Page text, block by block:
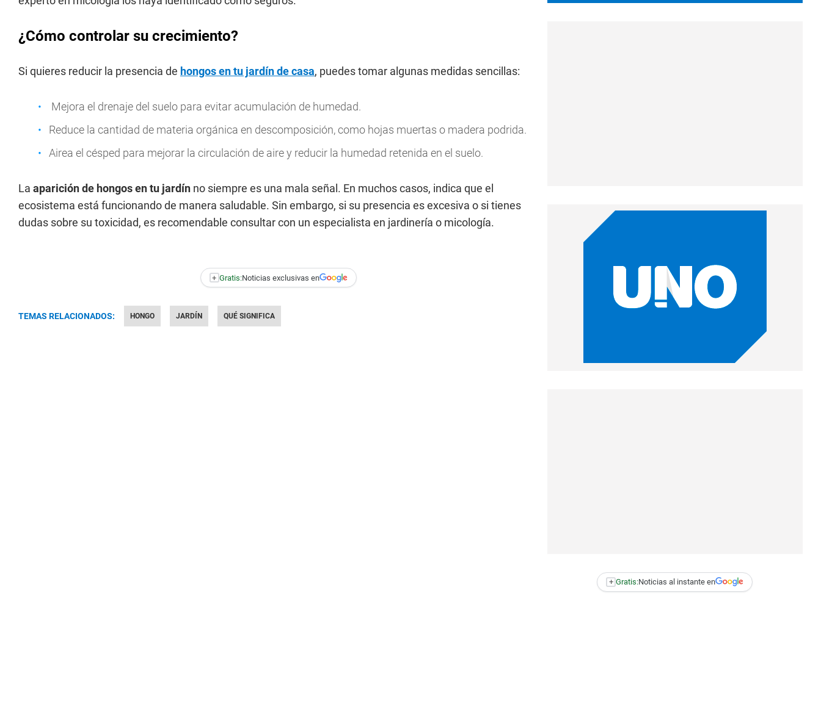
¿Cómo controlar su crecimiento?
Si quieres reducir la presencia de hongos en tu jardín de casa, puedes tomar algunas medidas sencillas:
Mejora el drenaje del suelo para evitar acumulación de humedad.
Reduce la cantidad de materia orgánica en descomposición, como hojas muertas o madera podrida.
Airea el césped para mejorar la circulación de aire y reducir la humedad retenida en el suelo.
La aparición de hongos en tu jardín no siempre es una mala señal. En muchos casos, indica que el
ecosistema está funcionando de manera saludable. Sin embargo, si su presencia es excesiva o si tienes
dudas sobre su toxicidad, es recomendable consultar con un especialista en jardinería o micología.
+ Gratis:Noticias exclusivas en
TEMAS RELACIONADOS: HONGO JARDÍN QUÉ SIGNIFICA
+ Gratis:Noticias al instante en